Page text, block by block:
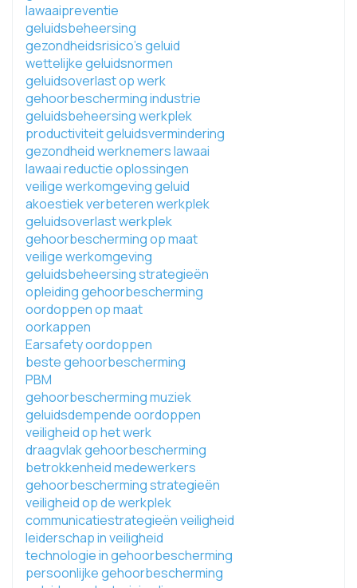
lawaaipreventie
geluidsbeheersing
gezondheidsrisico's geluid
wettelijke geluidsnormen
geluidsoverlast op werk
gehoorbescherming industrie
geluidsbeheersing werkplek
productiviteit geluidsvermindering
gezondheid werknemers lawaai
lawaai reductie oplossingen
veilige werkomgeving geluid
akoestiek verbeteren werkplek
geluidsoverlast werkplek
gehoorbescherming op maat
veilige werkomgeving
geluidsbeheersing strategieën
opleiding gehoorbescherming
oordoppen op maat
oorkappen
Earsafety oordoppen
beste gehoorbescherming
PBM
gehoorbescherming muziek
geluidsdempende oordoppen
veiligheid op het werk
draagvlak gehoorbescherming
betrokkenheid medewerkers
gehoorbescherming strategieën
veiligheid op de werkplek
communicatiestrategieën veiligheid
leiderschap in veiligheid
technologie in gehoorbescherming
persoonlijke gehoorbescherming